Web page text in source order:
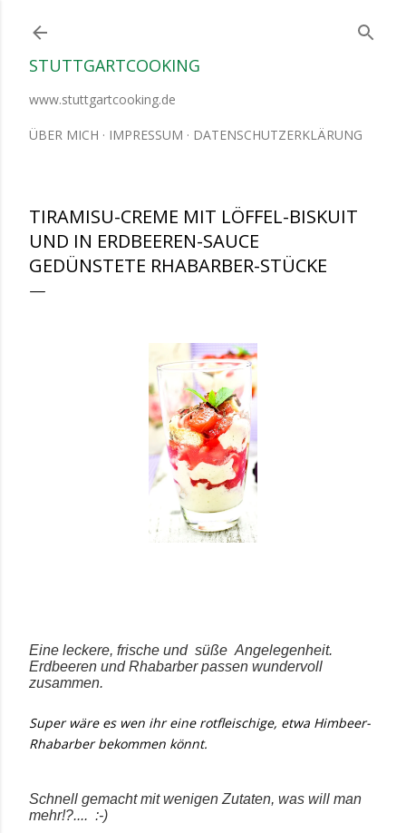
STUTTGARTCOOKING
www.stuttgartcooking.de
ÜBER MICH IMPRESSUM DATENSCHUTZERKLÄRUNG
TIRAMISU-CREME MIT LÖFFEL-BISKUIT
UND IN ERDBEEREN-SAUCE
GEDÜNSTETE RHABARBER-STÜCKE
Eine leckere, frische und süße Angelegenheit.
Erdbeeren und Rhabarber passen wundervoll
zusammen.
Super wäre es wen ihr eine rotfleischige, etwa Himbeer-
Rhabarber bekommen könnt.
Schnell gemacht mit wenigen Zutaten, was will man
mehr!?.... :-)